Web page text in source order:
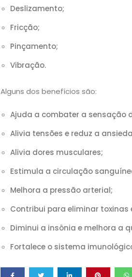
Exclusiva
Homem
Mães
&
Filhos
Notícias
Opinião
Pets
Receitas
Saúde
e
Deslizamento;
Fricção;
Pinçamento;
Vibração.
Alguns dos benefícios são:
Ajuda a combater a sensação
Alivia tensões e reduz a
Alivia dores musculares;
Estimula a circulação
Melhora a pressão arterial;
Contribui para eliminar
Diminui a insônia e melhora a
Fortalece o sistema